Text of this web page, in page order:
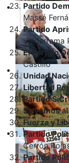
Partido
Massé
Partido
Valderrama
El Partido
Castillo
Unidad
Libertad
Partido
Salvemos
Fuerza y
Partido
Cerrón
Partido